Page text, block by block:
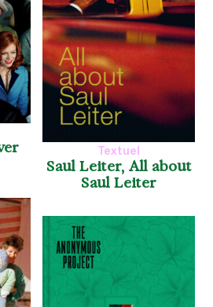
Textuel
Saul Leiter, All about
Saul Leiter